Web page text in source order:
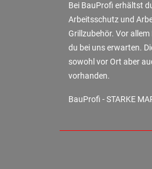
Bei BauProfi erhältst
Arbeitsschutz und
Grillzubehör. Vor
du bei uns erwarten.
sowohl vor Ort aber
vorhanden.
BauProfi - STARKE